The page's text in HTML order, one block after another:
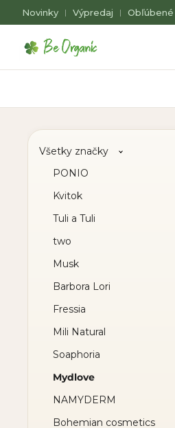
Novinky | Výpredaj | Obľúbené
Všetky značky
PONIO
Kvitok
Tuli a Tuli
two
Musk
Barbora Lori
Fressia
Mili Natural
Soaphoria
Mydlove
NAMYDERM
Bohemian cosmetics